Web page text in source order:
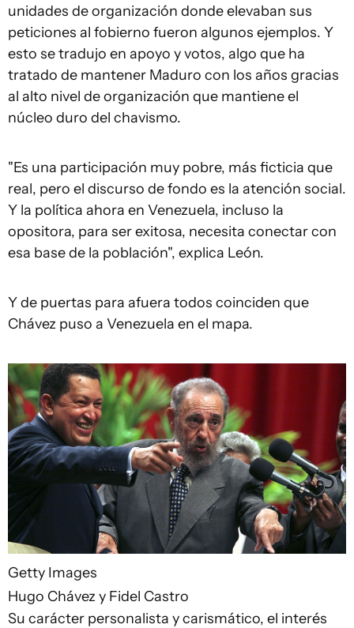
unidades de organización donde elevaban sus
peticiones al fobierno fueron algunos ejemplos. Y
esto se tradujo en apoyo y votos, algo que ha
tratado de mantener Maduro con los años gracias
al alto nivel de organización que mantiene el
núcleo duro del chavismo.
"Es una participación muy pobre, más ficticia que
real, pero el discurso de fondo es la atención social.
Y la política ahora en Venezuela, incluso la
opositora, para ser exitosa, necesita conectar con
esa base de la población", explica León.
Y de puertas para afuera todos coinciden que
Chávez puso a Venezuela en el mapa.
Getty Images
Hugo Chávez y Fidel Castro
Su carácter personalista y carismático, el interés